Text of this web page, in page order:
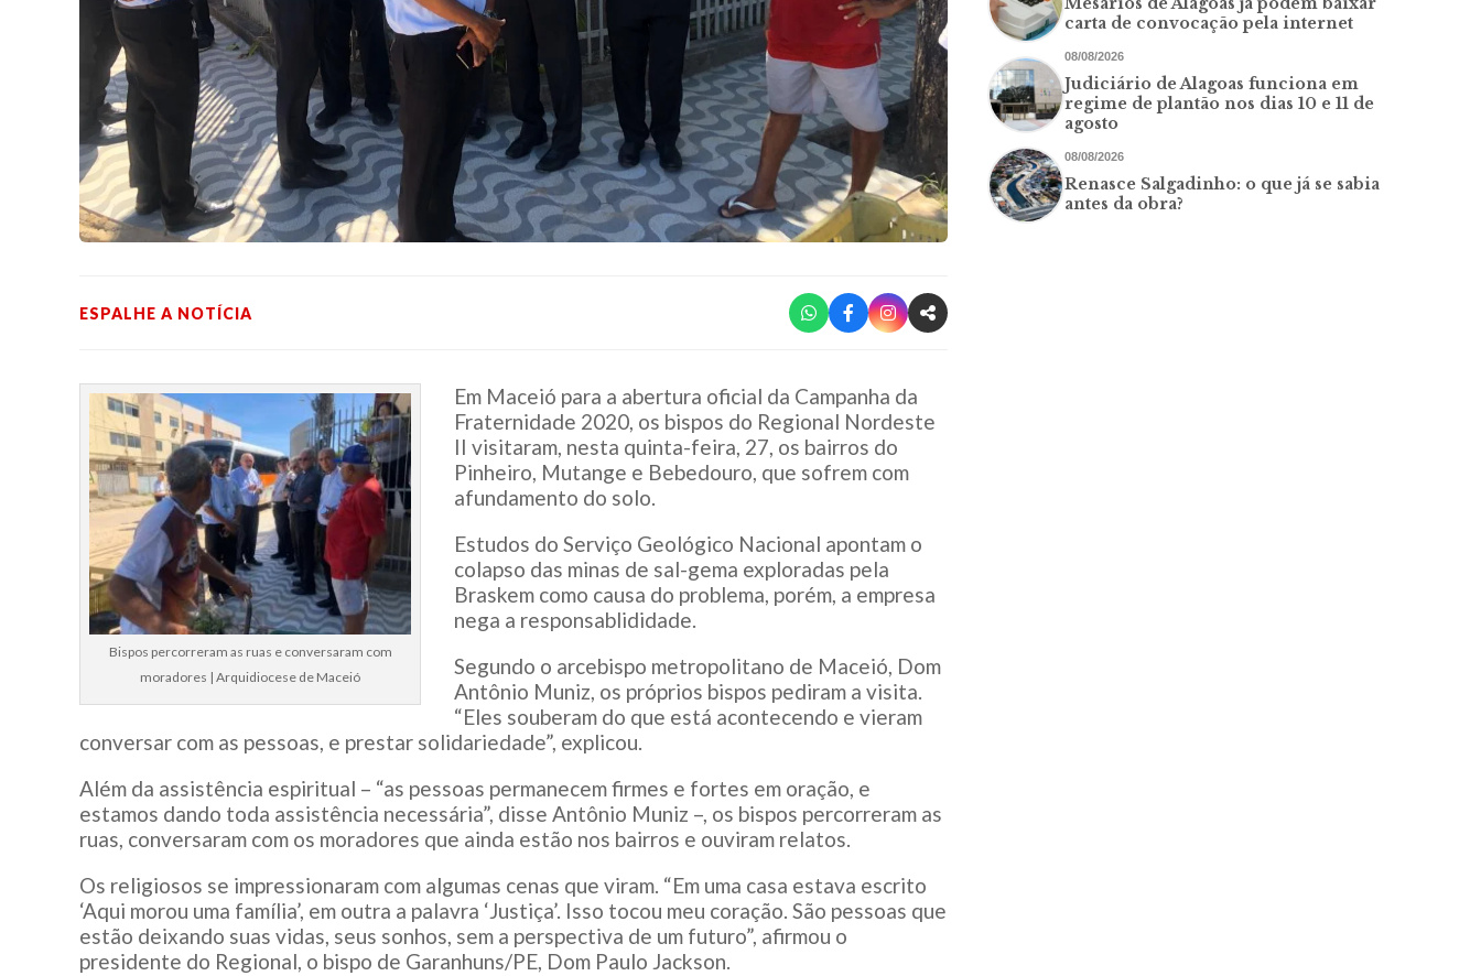
ESPALHE A NOTÍCIA
Bispos percorreram as ruas e conversaram com
moradores | Arquidiocese de Maceió
Em Maceió para a abertura oficial da Campanha da
Fraternidade 2020, os bispos do Regional Nordeste
II visitaram, nesta quinta-feira, 27, os bairros do
Pinheiro, Mutange e Bebedouro, que sofrem com
afundamento do solo.
Estudos do Serviço Geológico Nacional apontam o
colapso das minas de sal-gema exploradas pela
Braskem como causa do problema, porém, a empresa
nega a responsablididade.
Segundo o arcebispo metropolitano de Maceió, Dom
Antônio Muniz, os próprios bispos pediram a visita.
“Eles souberam do que está acontecendo e vieram
conversar com as pessoas, e prestar solidariedade”, explicou.
Além da assistência espiritual – “as pessoas permanecem firmes e fortes em oração, e
estamos dando toda assistência necessária”, disse Antônio Muniz –, os bispos percorreram as
ruas, conversaram com os moradores que ainda estão nos bairros e ouviram relatos.
Os religiosos se impressionaram com algumas cenas que viram. “Em uma casa estava escrito
‘Aqui morou uma família’, em outra a palavra ‘Justiça’. Isso tocou meu coração. São pessoas que
estão deixando suas vidas, seus sonhos, sem a perspectiva de um futuro”, afirmou o
presidente do Regional, o bispo de Garanhuns/PE, Dom Paulo Jackson.
carta de convocação pela internet
08/08/2026
Judiciário de Alagoas funciona em
regime de plantão nos dias 10 e 11 de
agosto
08/08/2026
Renasce Salgadinho: o que já se sabia
antes da obra?